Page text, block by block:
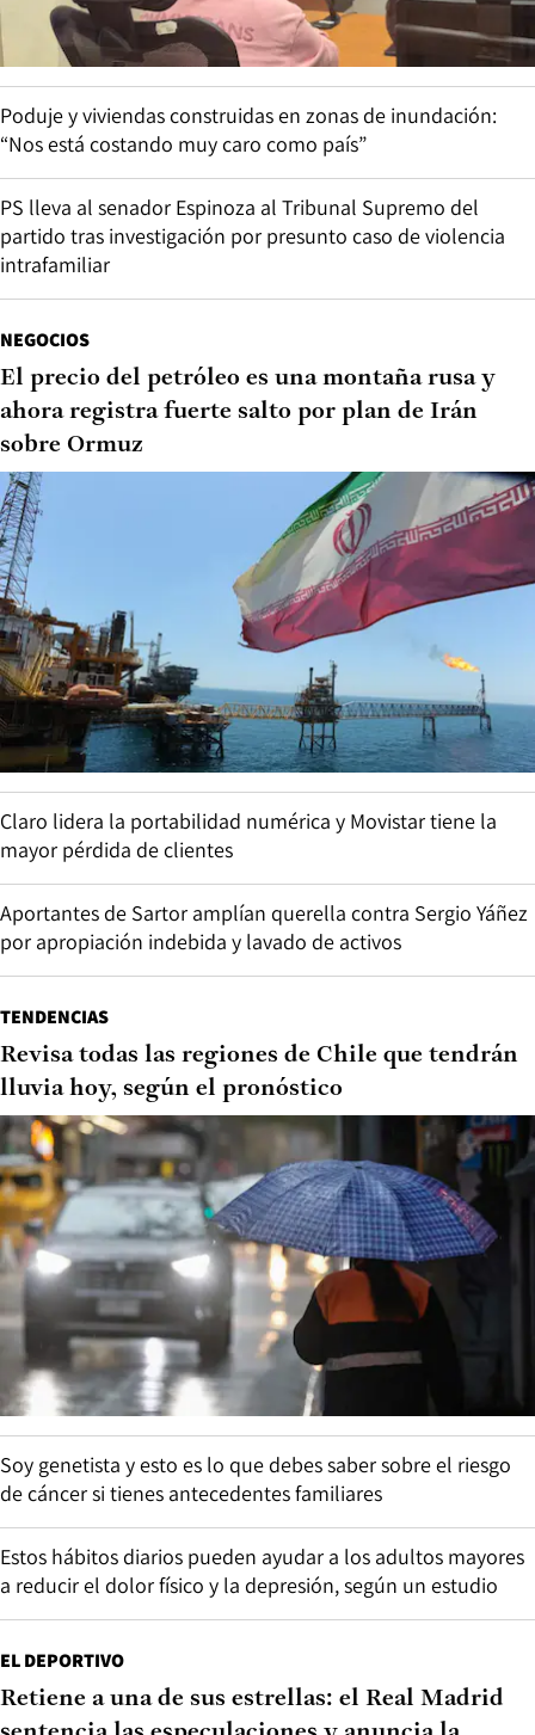
Poduje y viviendas construidas en zonas de inundación:
“Nos está costando muy caro como país”
PS lleva al senador Espinoza al Tribunal Supremo del
partido tras investigación por presunto caso de violencia
intrafamiliar
NEGOCIOS
El precio del petróleo es una montaña rusa y
ahora registra fuerte salto por plan de Irán
sobre Ormuz
Claro lidera la portabilidad numérica y Movistar tiene la
mayor pérdida de clientes
Aportantes de Sartor amplían querella contra Sergio Yáñez
por apropiación indebida y lavado de activos
TENDENCIAS
Revisa todas las regiones de Chile que tendrán
lluvia hoy, según el pronóstico
Soy genetista y esto es lo que debes saber sobre el riesgo
de cáncer si tienes antecedentes familiares
Estos hábitos diarios pueden ayudar a los adultos mayores
a reducir el dolor físico y la depresión, según un estudio
EL DEPORTIVO
Retiene a una de sus estrellas: el Real Madrid